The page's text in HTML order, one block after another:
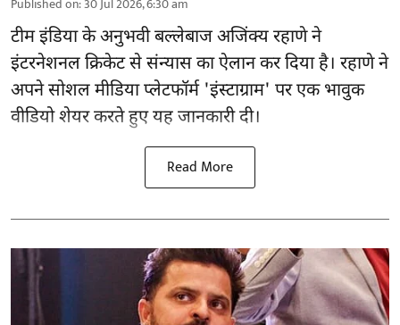
टीम इंडिया के अनुभवी बल्लेबाज अजिंक्य रहाणे ने
इंटरनेशनल क्रिकेट से संन्यास का ऐलान कर दिया है। रहाणे ने
अपने सोशल मीडिया प्लेटफॉर्म 'इंस्टाग्राम' पर एक भावुक
वीडियो शेयर करते हुए यह जानकारी दी।
Read More